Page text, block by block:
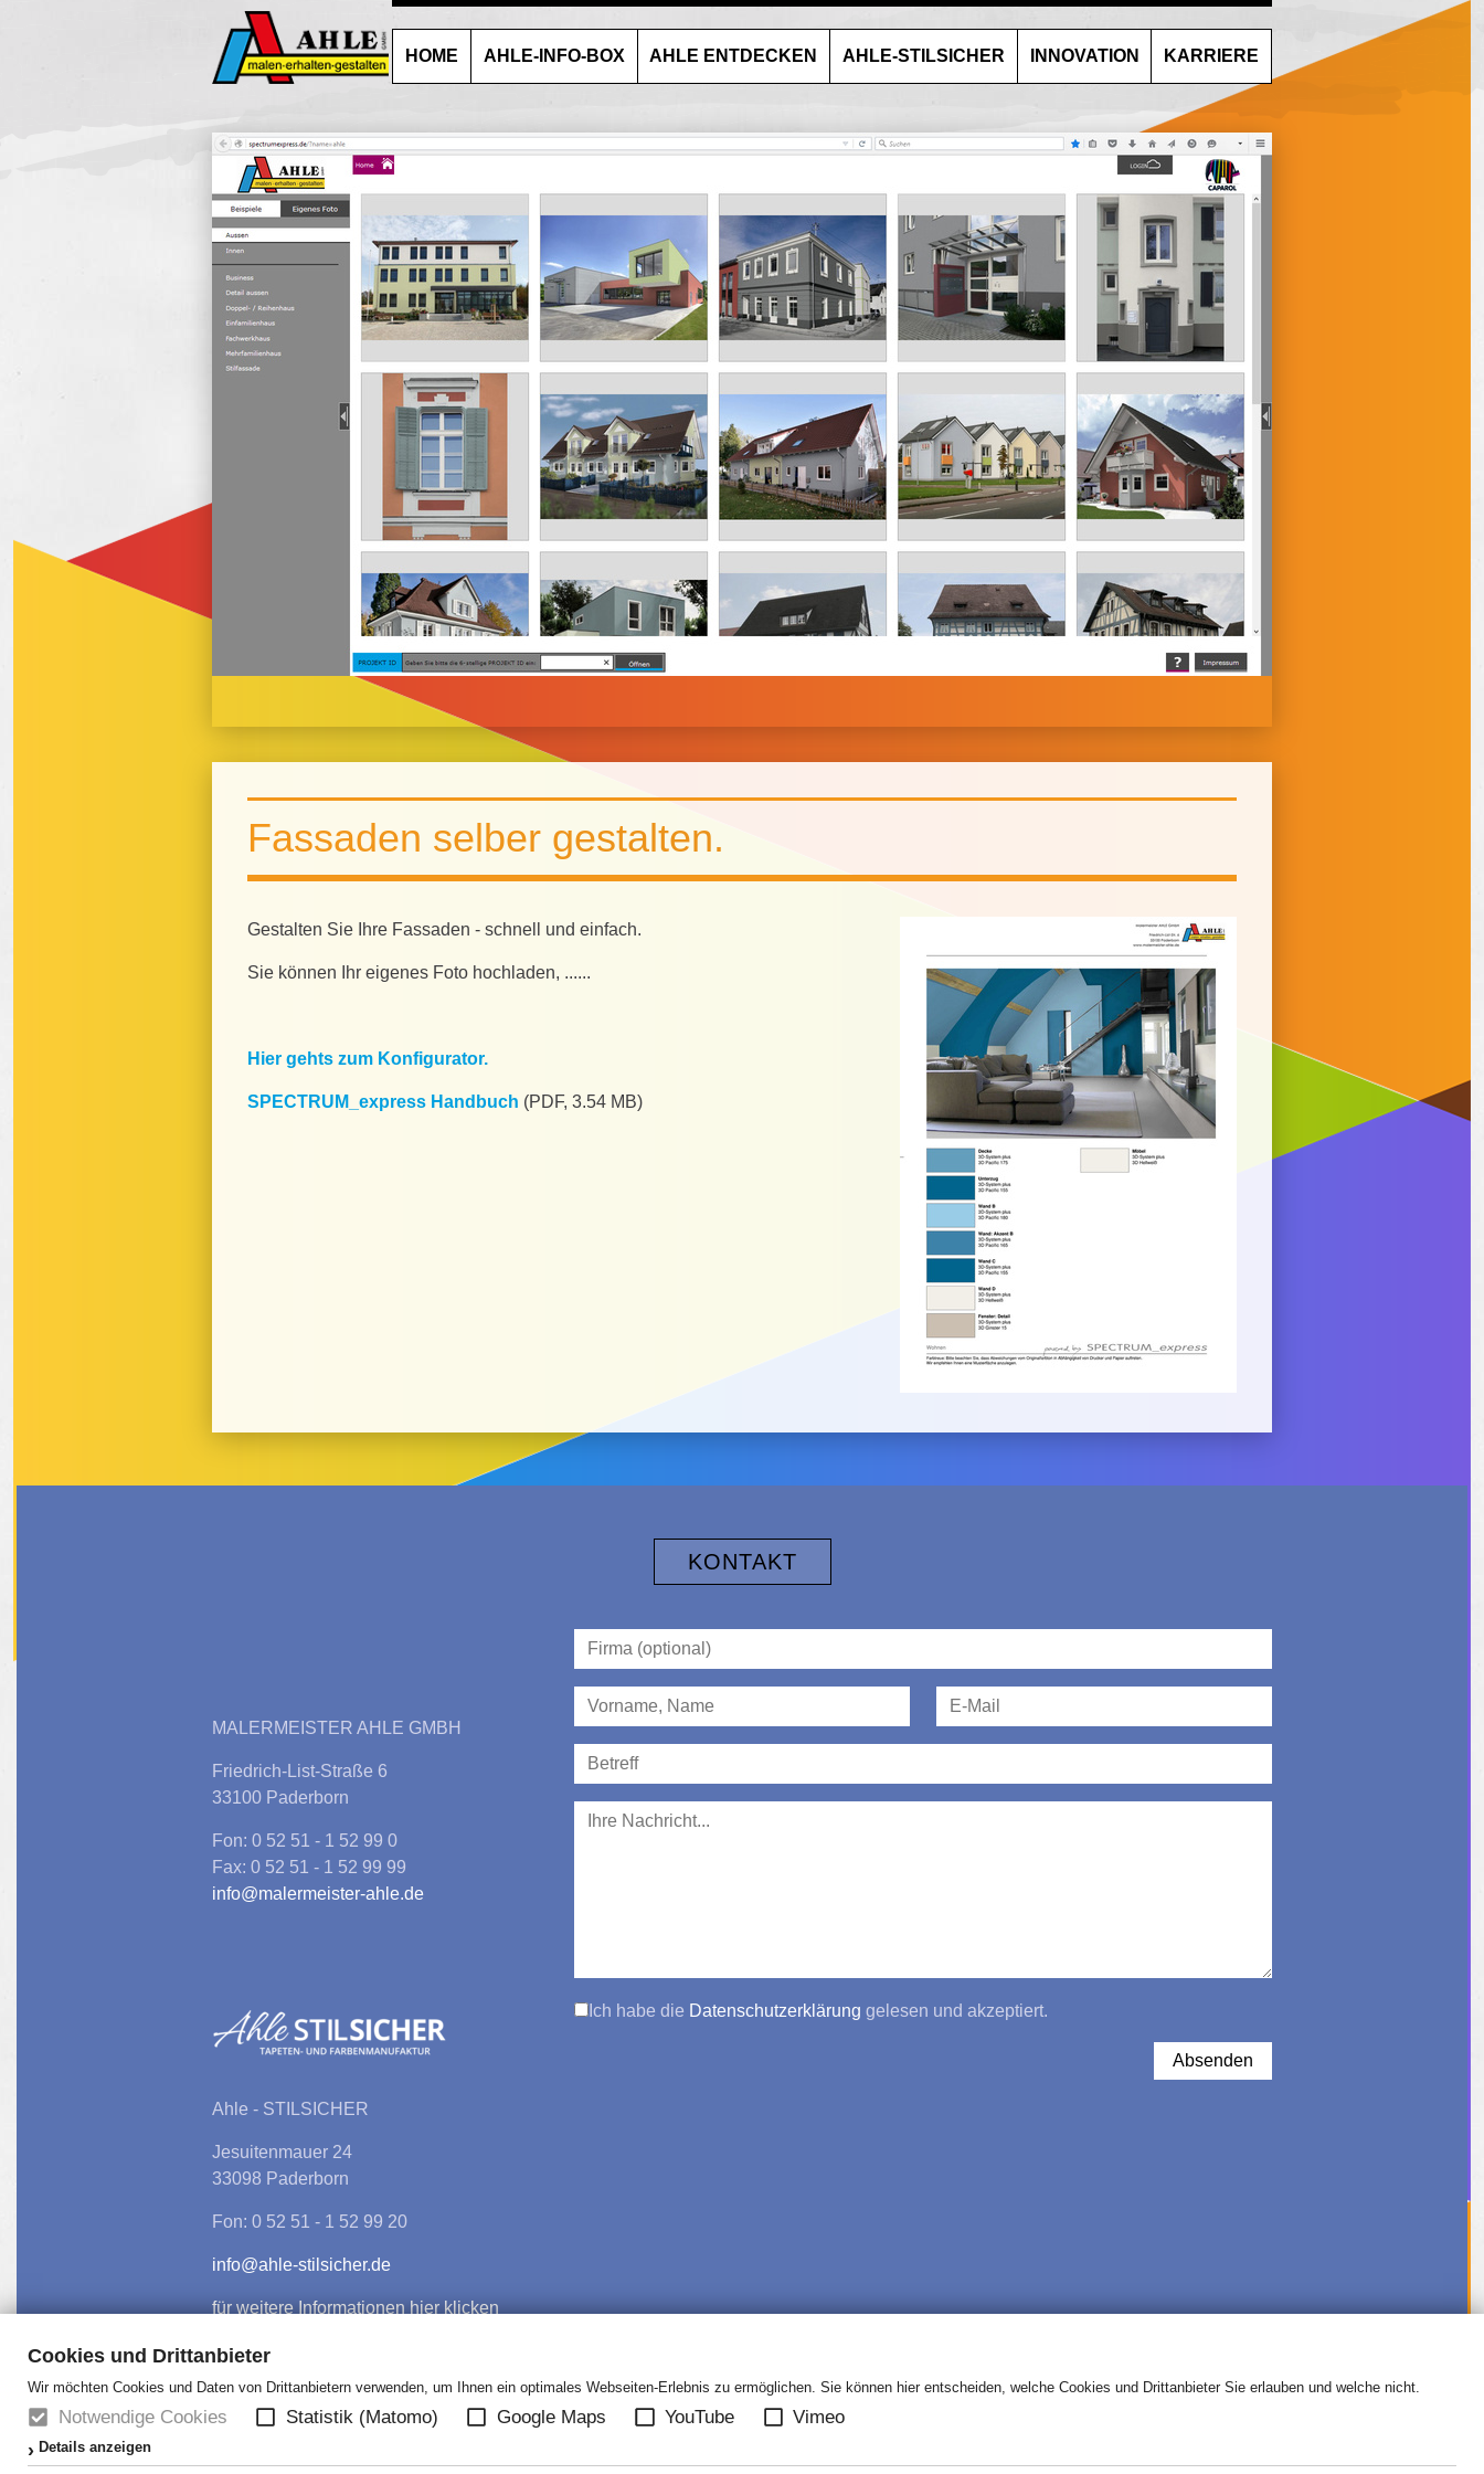
Cookies und Drittanbieter
Wir möchten Cookies und Daten von Drittanbietern verwenden, um Ihnen ein optimales Webseiten-Erlebnis zu ermöglichen. Sie können hier entscheiden, welche Cookies und Drittanbieter Sie erlauben und welche nicht.
Notwendige Cookies Statistik (Matomo) Google Maps YouTube Vimeo
Details anzeigen
HOME AHLE-INFO-BOX AHLE ENTDECKEN AHLE-STILSICHER INNOVATION KARRIERE
Fassaden selber gestalten.
Gestalten Sie Ihre Fassaden - schnell und einfach.
Sie können Ihr eigenes Foto hochladen, ......
Hier gehts zum Konfigurator.
SPECTRUM_express Handbuch (PDF, 3.54 MB)
KONTAKT
MALERMEISTER AHLE GMBH
Friedrich-List-Straße 6
33100 Paderborn
Fon: 0 52 51 - 1 52 99 0
Fax: 0 52 51 - 1 52 99 99
info@malermeister-ahle.de
Ahle - STILSICHER
Jesuitenmauer 24
33098 Paderborn
Fon: 0 52 51 - 1 52 99 20
info@ahle-stilsicher.de
für weitere Informationen hier klicken
Ich habe die Datenschutzerklärung gelesen und akzeptiert.
Absenden
HOME NEWS ÜBER UNS JOBS KONTAKT AGB DATENSCHUTZ DISCLAIMER IMPRESSUM